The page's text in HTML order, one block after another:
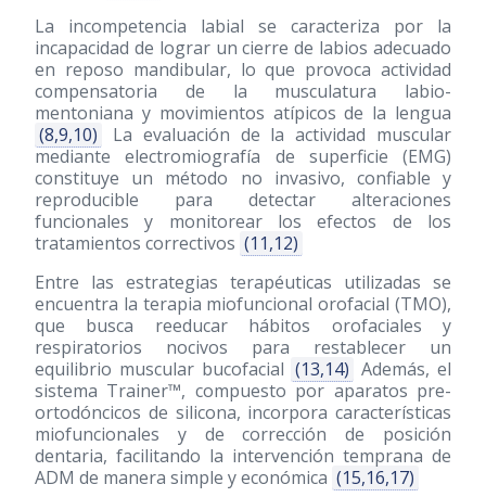
La incompetencia labial se caracteriza por la
incapacidad de lograr un cierre de labios adecuado
en reposo mandibular, lo que provoca actividad
compensatoria de la musculatura labio-
mentoniana y movimientos atípicos de la lengua
(8,9,10)
La evaluación de la actividad muscular
mediante electromiografía de superficie (EMG)
constituye un método no invasivo, confiable y
reproducible para detectar alteraciones
funcionales y monitorear los efectos de los
tratamientos correctivos (11,12)
Entre las estrategias terapéuticas utilizadas se
encuentra la terapia miofuncional orofacial (TMO),
que busca reeducar hábitos orofaciales y
respiratorios nocivos para restablecer un
equilibrio muscular bucofacial (13,14) Además, el
sistema Trainer™, compuesto por aparatos pre-
ortodóncicos de silicona, incorpora características
miofuncionales y de corrección de posición
dentaria, facilitando la intervención temprana de
ADM de manera simple y económica (15,16,17)